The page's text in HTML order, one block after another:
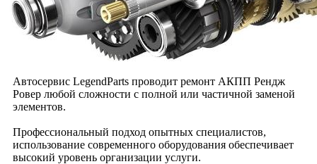
Автосервис LegendParts проводит ремонт АКПП Рендж
Ровер любой сложности с полной или частичной заменой
элементов.
Профессиональный подход опытных специалистов,
использование современного оборудования обеспечивает
высокий уровень организации услуги.